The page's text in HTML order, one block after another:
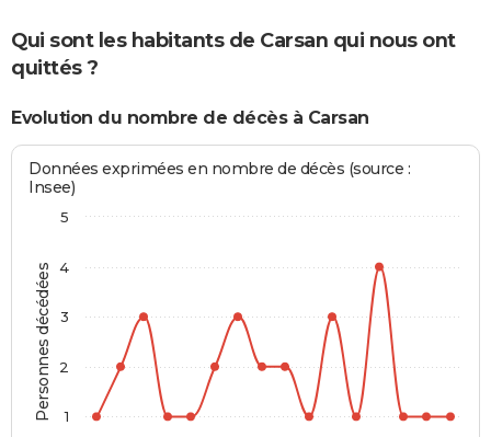
Qui sont les habitants de Carsan qui nous ont
quittés ?
Evolution du nombre de décès à Carsan
Personnes décédées
Données exprimées en nombre de décès (source :
Insee)
1
2
3
4
5